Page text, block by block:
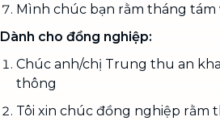
Mình chúc bạn rằm tháng
Dành cho đồng nghiệp:
Chúc anh/chị Trung thu an
thông
Tôi xin chúc đồng nghiệp rằm